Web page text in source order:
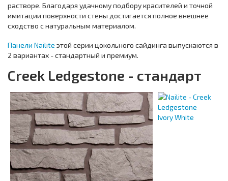
растворе. Благодаря удачному подбору красителей и точной
имитации поверхности стены достигается полное внешнее
сходство с натуральным материалом.
Панели Nailite этой серии цокольного сайдинга выпускаются в
2 вариантах - стандартный и премиум.
Creek Ledgestone - стандарт